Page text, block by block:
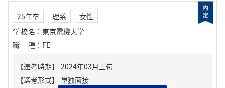
25年卒 理系
女性
学校名 ： 東京電機大学
職種 ： FE